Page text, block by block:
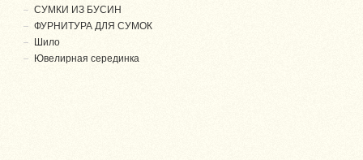
СУМКИ ИЗ БУСИН
ФУРНИТУРА ДЛЯ СУМОК
Шило
Ювелирная серединка